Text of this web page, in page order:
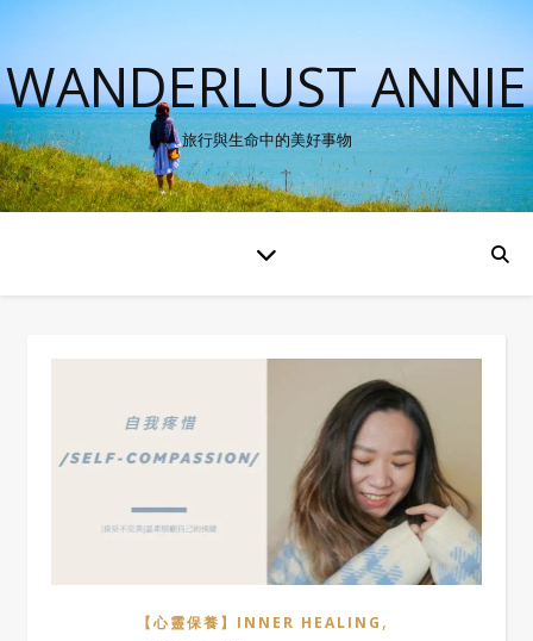
WANDERLUST ANNIE
旅行與生命中的美好事物
【心靈保養】INNER HEALING ,